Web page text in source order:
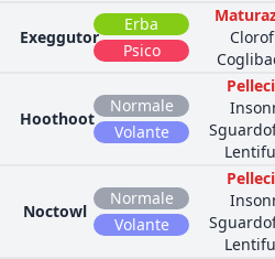
Exeggutor
Erba
Psico
Hoothoot
Normale
Volante
Noctowl
Normale
Volante